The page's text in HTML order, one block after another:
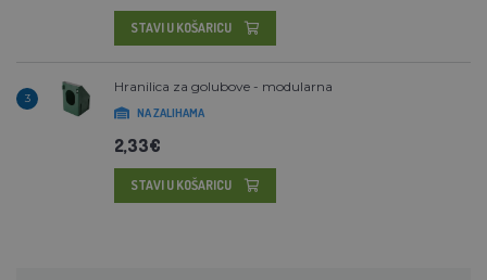
STAVI U KOŠARICU
3
Hranilica za golubove - modularna
NA ZALIHAMA
2,33€
STAVI U KOŠARICU